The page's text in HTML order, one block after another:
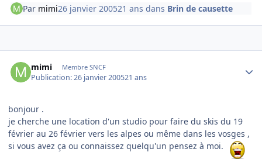
Par mimi26 janvier 200521 ans dans Brin de causette
mimi Membre SNCF
Publication:26 janvier 200521 ans
bonjour .
je cherche une location d'un studio pour faire du skis du 19
février au 26 février vers les alpes ou même dans les vosges ,
si vous avez ça ou connaissez quelqu'un pensez à moi.